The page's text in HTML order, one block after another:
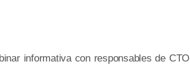
informativa con responsables de CTO